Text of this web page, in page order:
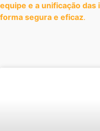
equipe e a unificação
forma segura e eficaz.